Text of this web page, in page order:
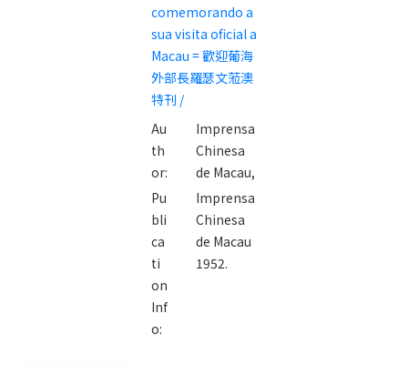
comemorando a
sua visita oficial a
Macau = 歡迎葡海
外部長羅瑟文蒞澳
特刊 /
Au
th
or:
Imprensa
Chinesa
de Macau,
Pu
bli
ca
ti
on
Inf
o:
Imprensa
Chinesa
de Macau
1952.